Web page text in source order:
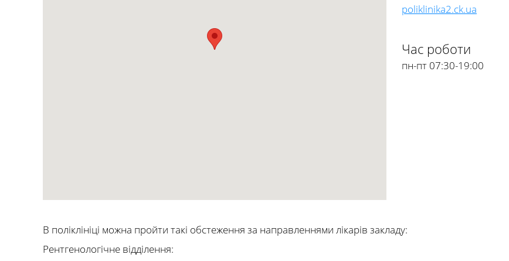
poliklinika2.ck.ua
Час роботи
пн-пт 07:30-19:00
В поліклініці можна пройти такі обстеження за направленнями лікарів закладу:
Рентгенологічне відділення: